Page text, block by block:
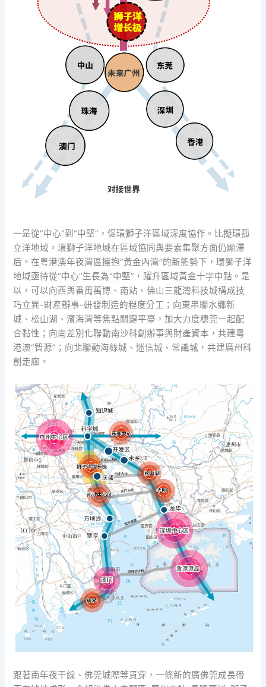
一是從“中心”到“中堅”，促環獅子洋區域深度協作。比擬環孤
立洋地域，環獅子洋地域在區域協同與要素集聚方面仍顯滯
后。在粵港澳年夜灣區擁抱“黃金內灣”的新態勢下，環獅子洋
地域亟待從“中心”生長為“中堅”，躍升區域黃金十字中點。是
以，可以向西與番禺萬博、南站、佛山三龍灣科技城構成技
巧立異-財產辦事-研發制造的程度分工；向東串聯水鄉新
城、松山湖、濱海灣等焦點關鍵平臺，加大力度穗莞一起配
合黏性；向南差別化聯動南沙科創辦事與財產資本，共建粵
港澳“智源”；向北聯動海絲城、迷信城、常識城，共建廣州科
創走廊。
跟著南年夜干線、佛莞城際等貫穿，一條新的廣佛莞成長帶